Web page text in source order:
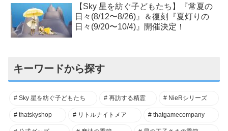
【Sky 星を紡ぐ子どもたち】『常夏の
日々(8/12〜8/26)』＆復刻『夏灯りの
日々(9/20〜10/4)』開催決定！
キーワードから探す
Sky 星を紡ぐ子どもたち 再訪する精霊 NieRシリーズ
thatskyshop リトルナイトメア thatgamecompany